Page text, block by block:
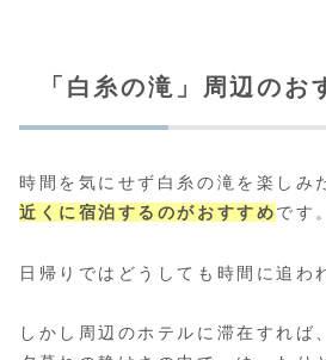
「白糸の滝」周辺のお
時間を気にせず白糸の滝を楽しみ
近くに宿泊するのがおすすめです。
日帰りではどうしても時間に追わ
しかし周辺のホテルに滞在すれば